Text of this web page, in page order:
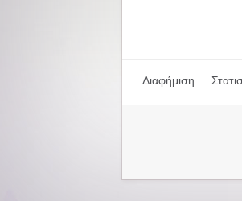
Διαφήμιση